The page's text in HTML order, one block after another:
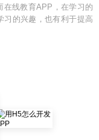
在线教育APP，在学习的
习的兴趣，也有利于提高